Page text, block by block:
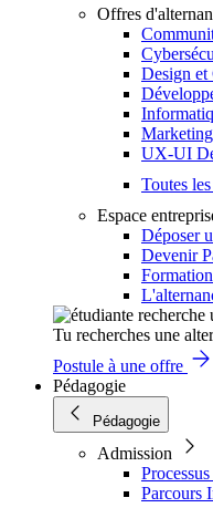
Offres
Design et
UX-UI
Toutes
Espace
Déposer
Devenir
Tu recherches une
Postule à une offre
Pédagogie
Pédagogie
Admission
Parcours